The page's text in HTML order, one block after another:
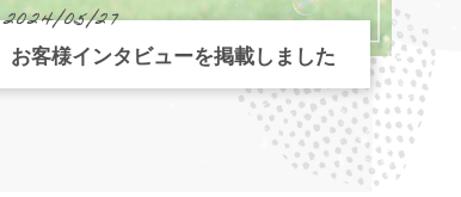
2024/05/27
お客様インタビューを掲載しました